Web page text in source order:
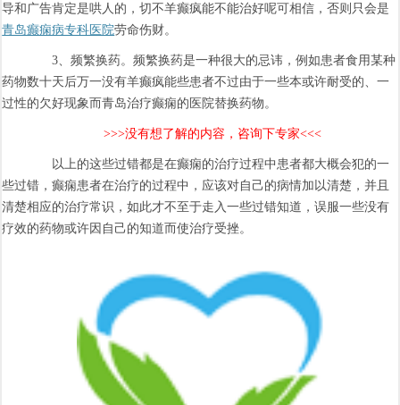
导和广告肯定是哄人的，切不羊癫疯能不能治好呢可相信，否则只会是
青岛癫痫病专科医院劳命伤财。
3、频繁换药。频繁换药是一种很大的忌讳，例如患者食用某种
药物数十天后万一没有羊癫疯能些患者不过由于一些本或许耐受的、一
过性的欠好现象而青岛治疗癫痫的医院替换药物。
>>>没有想了解的内容，咨询下专家<<<
以上的这些过错都是在癫痫的治疗过程中患者都大概会犯的一
些过错，癫痫患者在治疗的过程中，应该对自己的病情加以清楚，并且
清楚相应的治疗常识，如此才不至于走入一些过错知道，误服一些没有
疗效的药物或许因自己的知道而使治疗受挫。